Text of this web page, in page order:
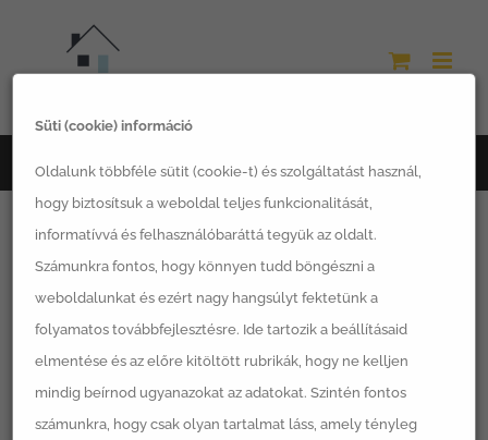
Süti (cookie) információ
Oldalunk többféle sütit (cookie-t) és szolgáltatást használ,
hogy biztosítsuk a weboldal teljes funkcionalitását,
informatívvá és felhasználóbaráttá tegyük az oldalt.
Számunkra fontos, hogy könnyen tudd böngészni a
weboldalunkat és ezért nagy hangsúlyt fektetünk a
folyamatos továbbfejlesztésre. Ide tartozik a beállításaid
elmentése és az előre kitöltött rubrikák, hogy ne kelljen
mindig beírnod ugyanazokat az adatokat. Szintén fontos
számunkra, hogy csak olyan tartalmat láss, amely tényleg
Főoldal magaságyás
Rendezés:Alapértelmezett sorrend
12 Termékmutatása